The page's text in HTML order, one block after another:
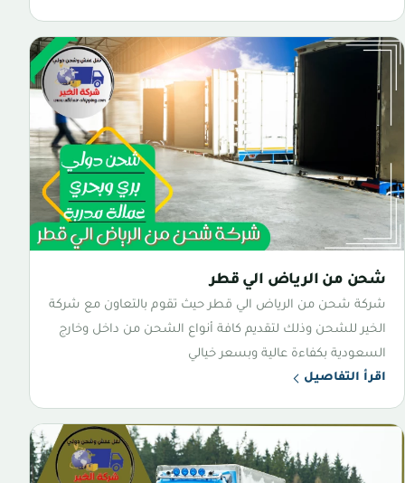
شحن من الرياض الي قطر
شركة شحن من الرياض الي قطر حيث تقوم بالتعاون مع شركة
الخير للشحن وذلك لتقديم كافة أنواع الشحن من داخل وخارج
السعودية بكفاءة عالية وبسعر خيالي
اقرأ التفاصيل